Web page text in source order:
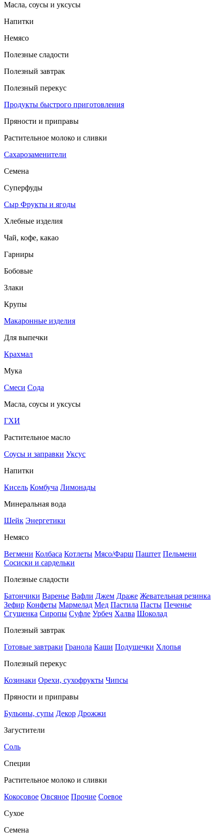
Масла, соусы и уксусы
Напитки
Немясо
Полезные сладости
Полезный завтрак
Полезный перекус
Продукты быстрого приготовления
Пряности и приправы
Растительное молоко и сливки
Сахарозаменители
Семена
Суперфуды
Сыр Фрукты и ягоды
Хлебные изделия
Чай, кофе, какао
Гарниры
Бобовые
Злаки
Крупы
Макаронные изделия
Для выпечки
Крахмал
Мука
Смеси Сода
Масла, соусы и уксусы
ГХИ
Растительное масло
Соусы и заправки Уксус
Напитки
Кисель Комбуча Лимонады
Минеральная вода
Шейк Энергетики
Немясо
Вегмени Колбаса Котлеты Мясо/Фарш Паштет Пельмени
Сосиски и сардельки
Полезные сладости
Батончики Варенье Вафли Джем Драже Жевательная резинка
Зефир Конфеты Мармелад Мед Пастила Пасты Печенье
Сгущенка Сиропы Суфле Урбеч Халва Шоколад
Полезный завтрак
Готовые завтраки Гранола Каши Подушечки Хлопья
Полезный перекус
Козинаки Орехи, сухофрукты Чипсы
Пряности и приправы
Бульоны, супы Декор Дрожжи
Загустители
Соль
Специи
Растительное молоко и сливки
Кокосовое Овсяное Прочие Соевое
Сухое
Семена